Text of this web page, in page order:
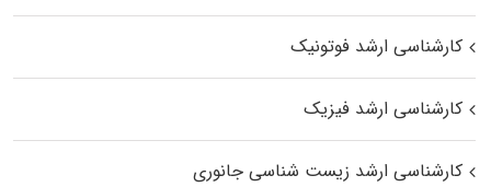
کارشناسی ارشد فوتونیک
کارشناسی ارشد فیزیک
کارشناسی ارشد زیست‌ شناسی جانوری